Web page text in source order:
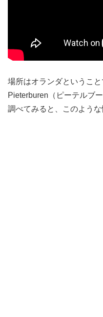
場所はオランダというこ
Pieterburen（ピーテルブ
調べてみると、このような